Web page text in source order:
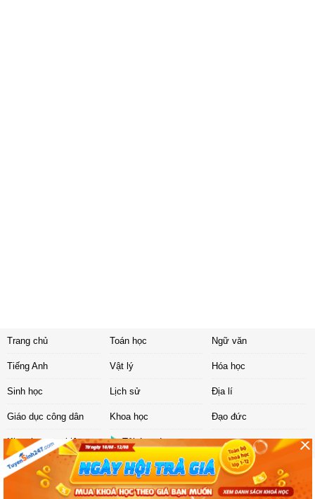
Trang chủ Toán học Ngữ văn
Tiếng Anh Vật lý Hóa học
Sinh học Lịch sử Địa lí
Giáo dục công dân Khoa học Đạo đức
Khoa học tự nhiên Tải ứng dụng
Liên hệ|Chính sách
Copyright ©2017 Sachbaitap.com